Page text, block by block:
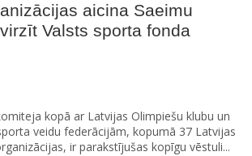
aicina Saeimu
Valsts sporta fonda
kopā ar Latvijas Olimpiešu klubu un
veidu federācijām, kopumā 37 Latvijas
ir parakstījušas kopīgu vēstuli...